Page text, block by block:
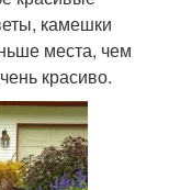
камешки
места, чем
красиво.